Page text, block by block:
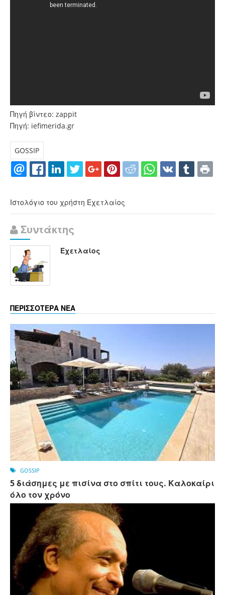
Πηγή βίντεο: zappit
Πηγή: iefimerida.gr
GOSSIP
Ιστολόγιο του χρήστη Εχετλαίος
Συντάκτης
Εχετλαίος
ΠΕΡΙΣΣΟΤΕΡΑ ΝΕΑ
GOSSIP
5 διάσημες με πισίνα στο σπίτι τους. Καλοκαίρι
όλο τον χρόνο